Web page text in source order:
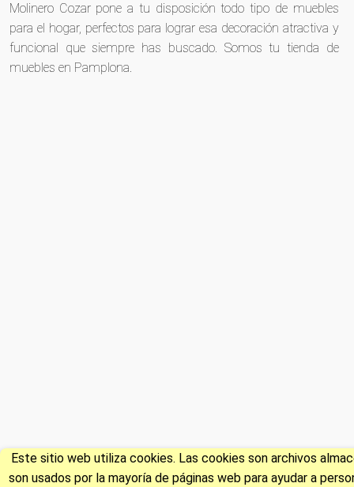
Molinero Cozar pone a tu disposición todo tipo de muebles
para el hogar, perfectos para lograr esa decoración atractiva y
funcional que siempre has buscado. Somos tu tienda de
muebles en Pamplona.
Este sitio web utiliza cookies. Las cookies son archivos
son usados por la mayoría de páginas web para ayudar a